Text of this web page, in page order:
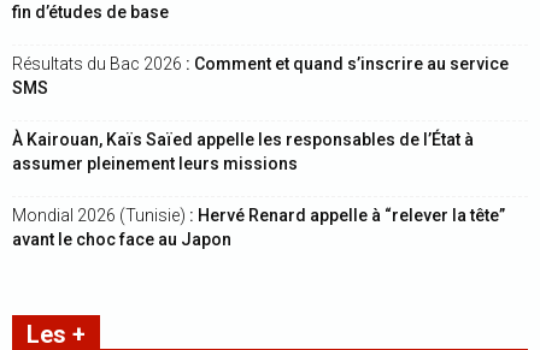
fin d’études de base
Résultats du Bac 2026 : Comment et quand s’inscrire au service
SMS
À Kairouan, Kaïs Saïed appelle les responsables de l’État à
assumer pleinement leurs missions
Mondial 2026 (Tunisie) : Hervé Renard appelle à “relever la tête”
avant le choc face au Japon
Les +